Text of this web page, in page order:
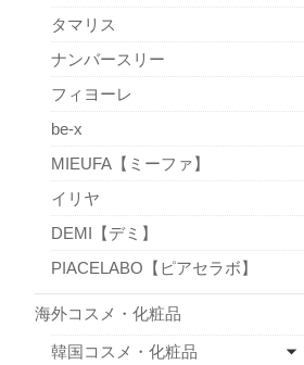
タマリス
ナンバースリー
フィヨーレ
be-x
MIEUFA【ミーファ】
イリヤ
DEMI【デミ】
PIACELABO【ピアセラボ】
海外コスメ・化粧品
韓国コスメ・化粧品